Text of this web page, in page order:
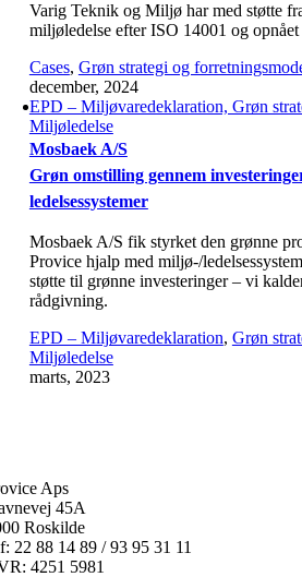
Varig Teknik og Miljø har med støtte
miljøledelse efter ISO 14001 og
Cases, Grøn strategi og
december, 2024
EPD – Miljøvaredeklaration, Grøn
Miljøledelse
Mosbaek A/S
Grøn omstilling gennem
ledelsessystemer
Mosbaek A/S fik styrket den grønne
Provice hjalp med miljø-/
støtte til grønne investeringer – vi
rådgivning.
EPD – Miljøvaredeklaration, Grøn
Miljøledelse
marts, 2023
Aps
45A
Roskilde
22 88 14 89 / 93 95 31 11
4251 5981